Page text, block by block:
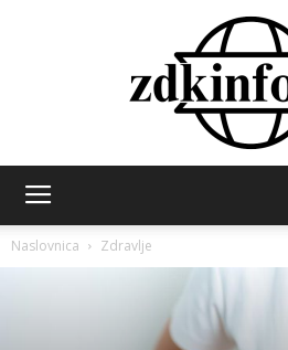
Naslovnica Zdravlje